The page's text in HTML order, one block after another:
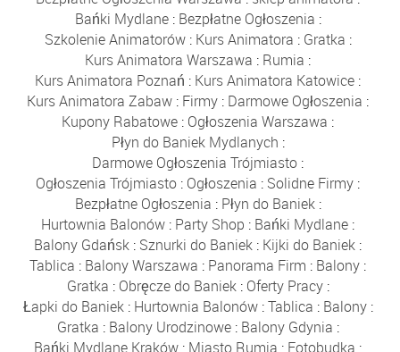
Bańki Mydlane: Bezpłatne Ogłoszenia :
Szkolenie Animatorów: Kurs Animatora : Gratka :
Kurs Animatora Warszawa : Rumia :
Kurs Animatora Poznań : Kurs Animatora Katowice :
Kurs Animatora Zabaw : Firmy : Darmowe Ogłoszenia :
Kupony Rabatowe : Ogłoszenia Warszawa :
Płyn do Baniek Mydlanych :
Darmowe Ogłoszenia Trójmiasto :
Ogłoszenia Trójmiasto : Ogłoszenia : Solidne Firmy :
Bezpłatne Ogłoszenia : Płyn do Baniek:
Hurtownia Balonów : Party Shop : Bańki Mydlane :
Balony Gdańsk : Sznurki do Baniek : Kijki do Baniek :
Tablica : Balony Warszawa : Panorama Firm : Balony :
Gratka : Obręcze do Baniek: Oferty Pracy:
Łapki do Baniek: Hurtownia Balonów:Tablica : Balony:
Gratka : Balony Urodzinowe: Balony Gdynia :
Bańki Mydlane Kraków : Miasto Rumia : Fotobudka :